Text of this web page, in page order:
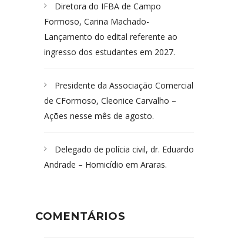
Diretora do IFBA de Campo
Formoso, Carina Machado-
Lançamento do edital referente ao
ingresso dos estudantes em 2027.
Presidente da Associação Comercial
de CFormoso, Cleonice Carvalho –
Ações nesse mês de agosto.
Delegado de polícia civil, dr. Eduardo
Andrade – Homicídio em Araras.
COMENTÁRIOS